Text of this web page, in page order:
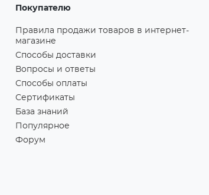
Покупателю
Правила продажи товаров в интернет-
магазине
Способы доставки
Вопросы и ответы
Способы оплаты
Сертификаты
База знаний
Популярное
Форум